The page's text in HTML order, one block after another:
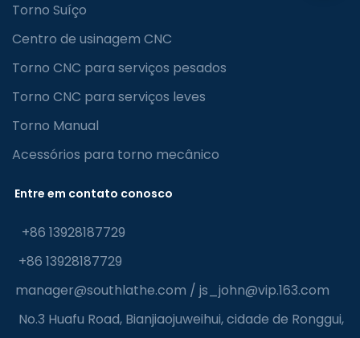
Torno Suíço
Centro de usinagem CNC
Torno CNC para serviços pesados
Torno CNC para serviços leves
Torno Manual
Acessórios para torno mecânico
Entre em contato conosco
+86 13928187729
+86 13928187729
manager@southlathe.com / js_john@vip.163.com
No.3 Huafu Road, Bianjiaojuweihui, cidade de Ronggui,